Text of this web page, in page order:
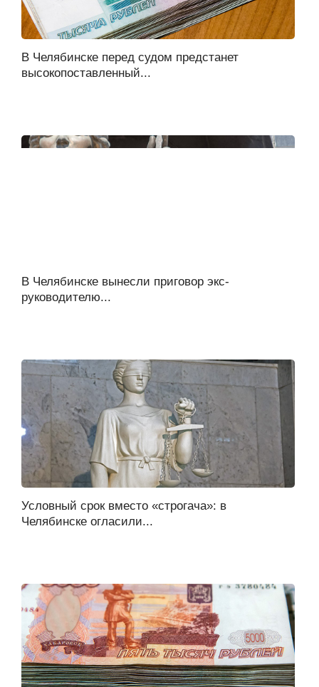
В Челябинске перед судом предстанет
высокопоставленный...
В Челябинске вынесли приговор экс-
руководителю...
Условный срок вместо «строгача»: в
Челябинске огласили...